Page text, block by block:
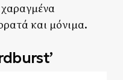
χαραγμένα
και μόνιμα.